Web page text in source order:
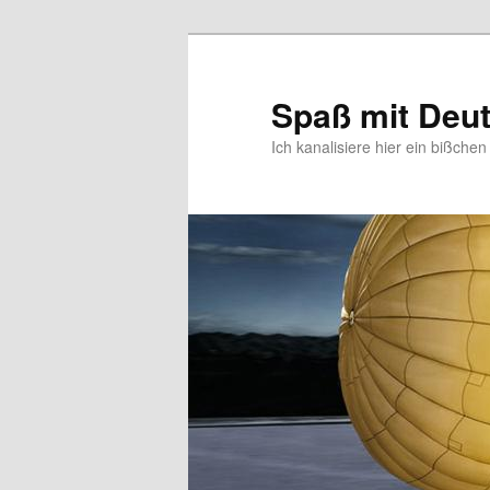
Spaß mit
Ich kanalisiere hier ein